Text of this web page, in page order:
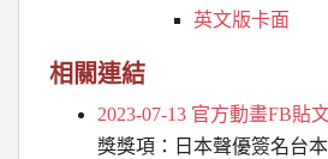
英文版卡面
相關連結
2023-07-13 官方動畫FB貼
獎獎項：日本聲優簽名台